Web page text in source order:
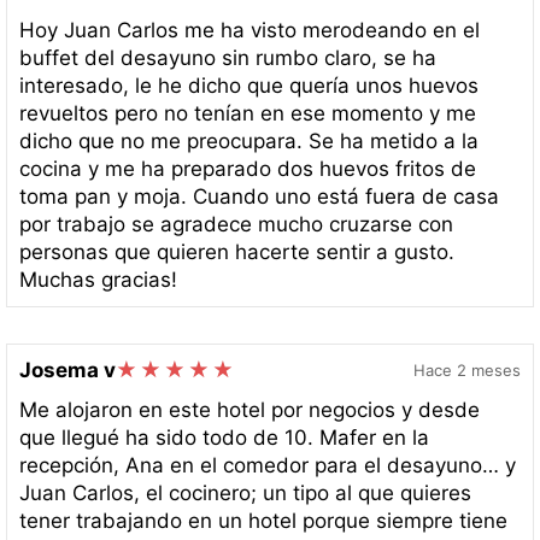
Hoy Juan Carlos me ha visto merodeando en el
buffet del desayuno sin rumbo claro, se ha
interesado, le he dicho que quería unos huevos
revueltos pero no tenían en ese momento y me
dicho que no me preocupara. Se ha metido a la
cocina y me ha preparado dos huevos fritos de
toma pan y moja. Cuando uno está fuera de casa
por trabajo se agradece mucho cruzarse con
personas que quieren hacerte sentir a gusto.
Muchas gracias!
Josema v Hace 2 meses
Me alojaron en este hotel por negocios y desde
que llegué ha sido todo de 10. Mafer en la
recepción, Ana en el comedor para el desayuno… y
Juan Carlos, el cocinero; un tipo al que quieres
tener trabajando en un hotel porque siempre tiene